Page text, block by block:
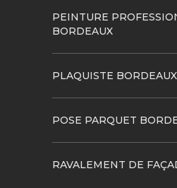
PEINTURE
BORDEAUX
PLAQUISTE BORDEAUX
POSE PARQUET
RAVALEMENT DE